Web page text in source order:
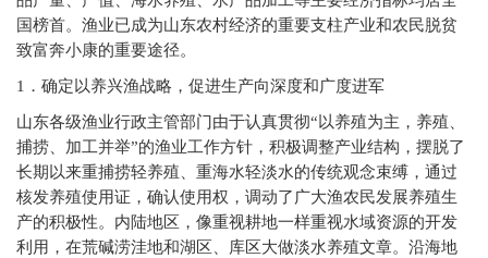
国榜首。渔业已成为山东农村经济的重要支柱产业和农民脱贫
致富奔小康的重要途径。
1 ．确定以养兴渔战略，促进生产向深度和广度进军
山东各级渔业行政主管部门由于认真贯彻“以养殖为主，养殖、
捕捞、加工并举”的渔业工作方针，积极调整产业结构，摆脱了
长期以来重捕捞轻养殖、重海水轻淡水的传统观念束缚，通过
核发养殖使用证，确认使用权，调动了广大渔农民发展养殖生
产的积极性。内陆地区，像重视耕地一样重视水域资源的开发
利用，在荒碱涝洼地和湖区、库区大做淡水养殖文章。沿海地